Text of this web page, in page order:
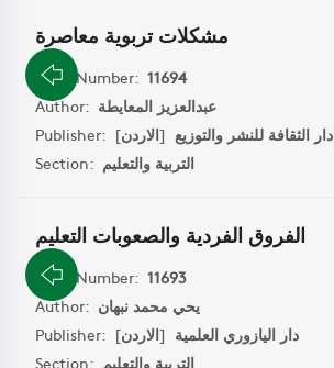
مشكلات تربوية معاصرة
Book Number: 11694
Author: عبدالعزيز المعايطة
Publisher:
دار الثقافة للنشر والتوزيع [الاردن]
Section: التربية والتعليم
الفروق الفردية والصعوبات التعليم
Book Number: 11693
Author: يحي محمد نبهان
Publisher:
دار اليازوري العلمية [الاردن]
Section: التربية والتعليم